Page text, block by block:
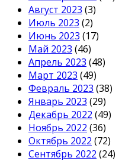
Август 2023 (3)
Июль 2023 (2)
Июнь 2023 (17)
Май 2023 (46)
Апрель 2023 (48)
Март 2023 (49)
Февраль 2023 (38)
Январь 2023 (29)
Декабрь 2022 (49)
Ноябрь 2022 (36)
Октябрь 2022 (72)
Сентябрь 2022 (24)